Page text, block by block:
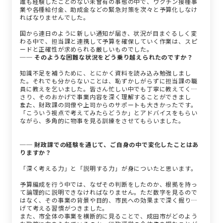
業や各種給付金、助成金などの緊急対策を次々と予算化しなけ
ればなりませんでした。
国から連日のように新しい通知が届き、状況が目まぐるしく変
わる中で、担当課と連携して予算を確保していく作業は、スピ
ードと正確性が求められる厳しいものでした。
── そのような困難な状況をどう乗り越えられたのですか？
知識不足を補うために、とにかく資料を読み込み勉強しまし
た。それでも分からないことは、恥ずかしがらずに担当課の職
員に教えを乞いました。皆さん忙しい中でも丁寧に教えてくだ
さり、そのおかげで事業内容を深く理解することができまし
た。
また、財政課の同僚や上司からのサポートも大きかったです。
「こういう視点で考えてみたらどうか」とアドバイスをもらい
ながら、多角的に物事を見る訓練をさせてもらいました。
── 財政課での経験を通じて、ご自身の中で変化したことはあ
りますか？
「深く考える力」と「説明する力」が身についたと思います。
予算編成を行う中では、なぜその判断をしたのか、根拠を持っ
て論理的に説明できなければなりません。ただ数字を見るので
はなく、その事業の背景や目的、市民への効果まで深く掘り下
げて考える習慣がつきました。
また、市全体の事業を横断的に見ることで、成田市がどのよう